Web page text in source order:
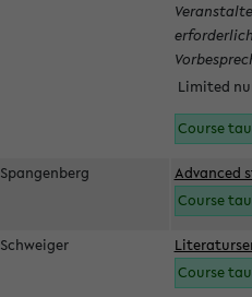
Limited
Course
Spangenberg
Advanced
Course
Schweiger
Course